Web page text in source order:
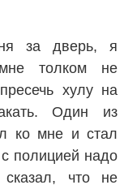
за дверь, я
мне толком не
хулу на
Один из
ко мне и стал
с полицией надо
что не